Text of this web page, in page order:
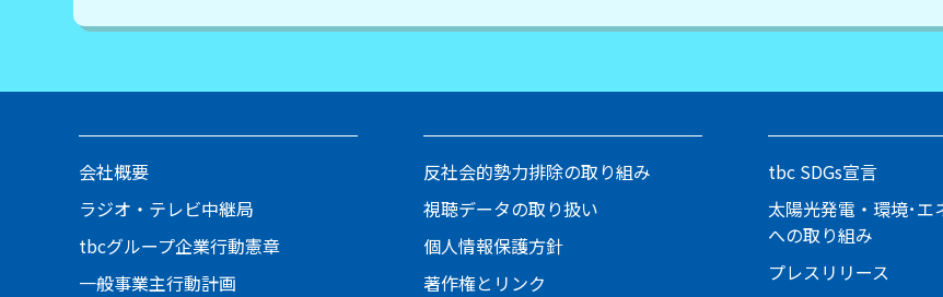
会社概要
ラジオ・テレビ中継局
tbcグループ企業行動憲章
一般事業主行動計画
反社会的勢力排除の取り組み
視聴データの取り扱い
個人情報保護方針
著作権とリンク
tbc SDGs宣言
太陽光発電・環境･エ
への取り組み
プレスリリース